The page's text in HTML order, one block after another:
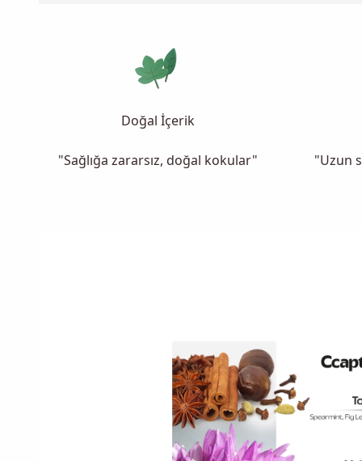
Doğal İçerik
"Sağlığa zararsız, doğal kokular" "Uzun